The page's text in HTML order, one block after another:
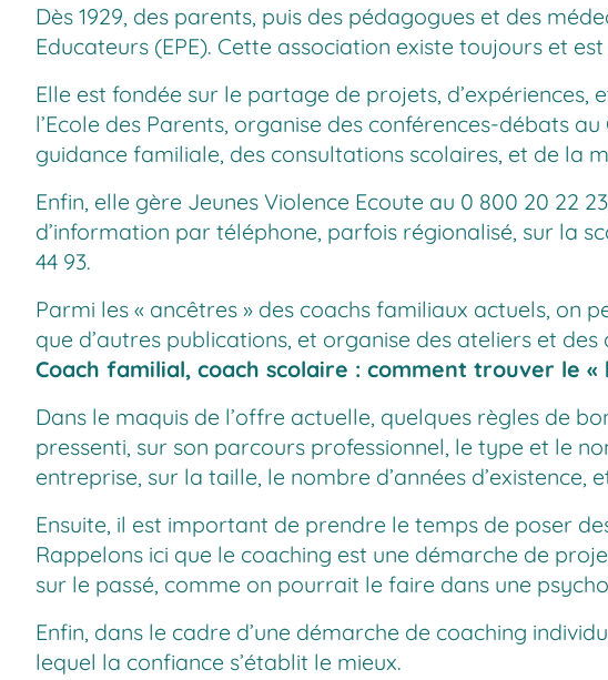
Dès 1929, des parents, puis des pédagogues et des
Educateurs (EPE). Cette association existe toujours et
Elle est fondée sur le partage de projets, d’expériences,
l’Ecole des Parents, organise des conférences-débats
guidance familiale, des consultations scolaires, et de la
Enfin, elle gère Jeunes Violence Ecoute au 0 800 20 22
d’information par téléphone, parfois régionalisé, sur la
44 93.
Parmi les « ancêtres » des coachs familiaux actuels, on
que d’autres publications, et organise des ateliers et des
Coach familial, coach scolaire : comment trouver le «
Dans le maquis de l’offre actuelle, quelques règles de
pressenti, sur son parcours professionnel, le type et le
entreprise, sur la taille, le nombre d’années
Ensuite, il est important de prendre le temps de poser
Rappelons ici que le coaching est une démarche de
sur le passé, comme on pourrait le faire dans une
Enfin, dans le cadre d’une démarche de coaching
lequel la confiance s’établit le mieux.